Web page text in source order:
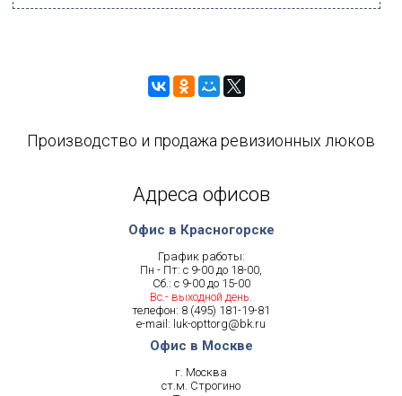
Производство и продажа ревизионных люков
Адреса офисов
Офис в Красногорске
График работы:
Пн - Пт: с 9-00 до 18-00,
Сб.: с 9-00 до 15-00
Вс.- выходной день.
телефон: 8 (495) 181-19-81
e-mail: luk-opttorg@bk.ru
Офис в Москве
г. Москва
ст.м. Строгино